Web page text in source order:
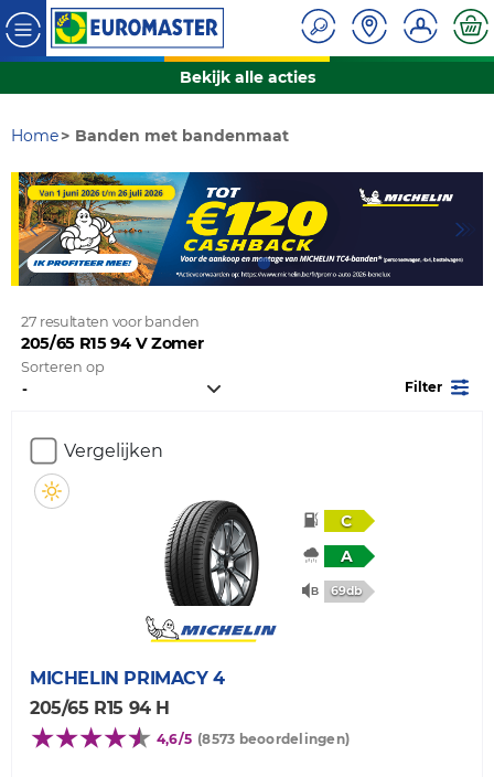
Bekijk alle acties
Home Banden met bandenmaat
27 resultaten voor banden
205/65 R15 94 V Zomer
Sorteren op
Filter
Vergelijken
C
A
69db
MICHELIN PRIMACY 4
205/65 R15 94 H
4,6/5 (8573 beoordelingen)